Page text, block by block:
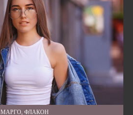
МАРГО, ФЛАКОН